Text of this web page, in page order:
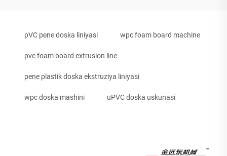
pVC pene doska liniyasi wpc foam board machine
pvc foam board extrusion line
pene plastik doska ekstruziya liniyasi
wpc doska mashini uPVC doska uskunasi